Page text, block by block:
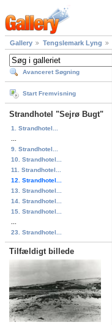
Gallery Tengslemark Lyng
Avanceret Søgning
Start Fremvisning
Strandhotel "Sejrø Bugt"
1. Strandhotel...
9. Strandhotel...
10. Strandhotel...
11. Strandhotel...
12. Strandhotel...
13. Strandhotel...
14. Strandhotel...
15. Strandhotel...
23. Strandhotel...
Tilfældigt billede